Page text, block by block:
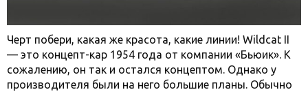
Черт побери, какая же красота, какие линии! Wildcat II
— это концепт-кар 1954 года от компании «Бьюик». К
сожалению, он так и остался концептом. Однако у
производителя были на него большие планы. Обычно